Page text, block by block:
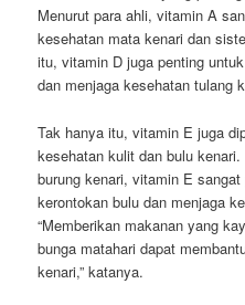
Menurut para ahli, vitamin A
kesehatan mata kenari dan
itu, vitamin D juga penting
dan menjaga kesehatan tulang
Tak hanya itu, vitamin E juga
kesehatan kulit dan bulu
burung kenari, vitamin E
kerontokan bulu dan menjaga
“Memberikan makanan yang
bunga matahari dapat
kenari,” katanya.